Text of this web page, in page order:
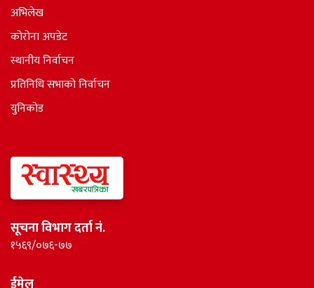
अभिलेख
कोरोना अपडेट
स्थानीय निर्वाचन
प्रतिनिधि सभाकाे निर्वाचन
युनिकोड
सूचना विभाग दर्ता नं.
१५६९/०७६-७७